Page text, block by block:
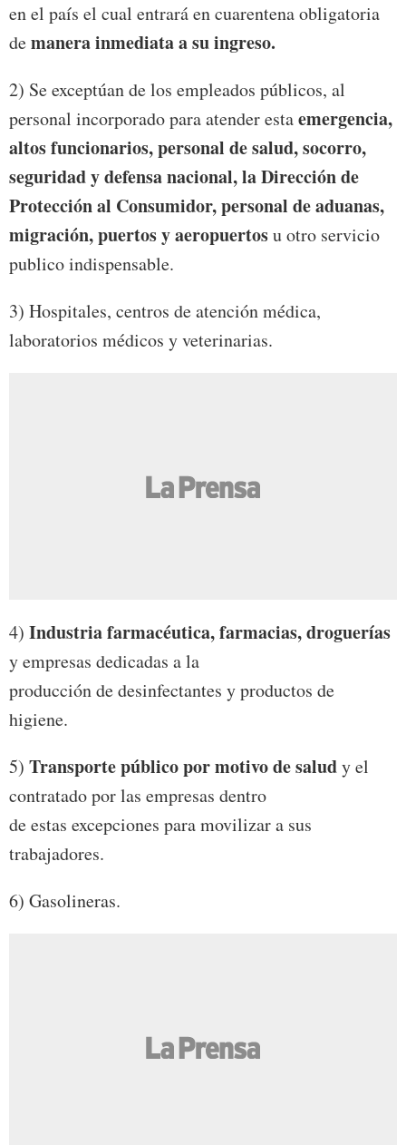
en el país el cual entrará en cuarentena obligatoria
demanera inmediata a su ingreso.
2) Se exceptúan de los empleados públicos, al
personal incorporado para atender estaemergencia,
altos funcionarios, personal de salud, socorro,
seguridad y defensa nacional, la Dirección de
Protección al Consumidor, personal de aduanas,
migración, puertos y aeropuertosu otro servicio
publico indispensable.
3) Hospitales, centros de atención médica,
laboratorios médicos y veterinarias.
4) Industria farmacéutica, farmacias, droguerías
y empresas dedicadas a la
producción de desinfectantes y productos de
higiene.
5) Transporte público por motivo de saludy el
contratado por las empresas dentro
de estas excepciones para movilizar a sus
trabajadores.
6) Gasolineras.